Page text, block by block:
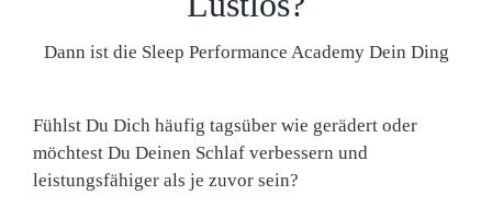
Dann ist die Sleep Performance Academy Dein Ding
Fühlst Du Dich häufig tagsüber wie gerädert oder
möchtest Du Deinen Schlaf verbessern und
leistungsfähiger als je zuvor sein?